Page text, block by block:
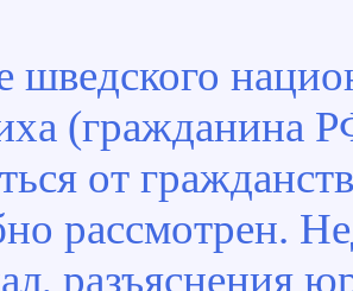
шведского
(гражданина
от
рассмотрен.
разъяснения